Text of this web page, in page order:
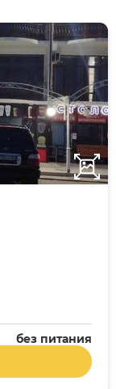
без питания